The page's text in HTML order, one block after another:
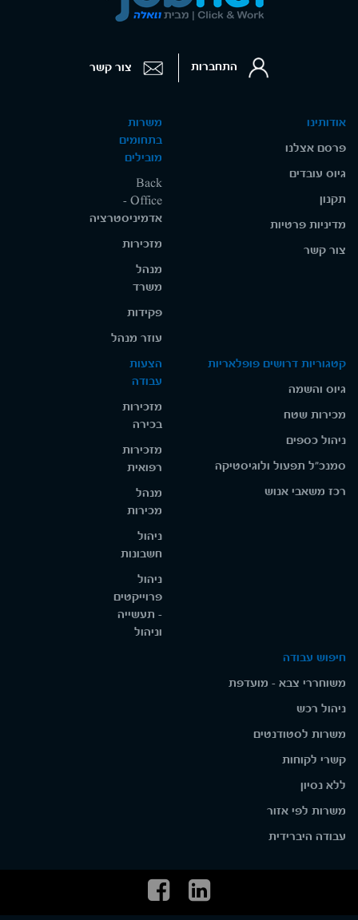
אודותינו
פרסם אצלנו
גיוס עובדים
תקנון
מדיניות פרטיות
צור קשר
משרות
בתחומים
מובילים
Back
Office -
אדמיניסטרציה
מזכירות
מנהל
משרד
פקידות
עוזר מנהל
קטגוריות דרושים פופלאריות
גיוס והשמה
מכירות שטח
ניהול כספים
סמנכ"ל תפעול ולוגיסטיקה
רכז משאבי אנוש
הצעות
עבודה
מזכירות
בכירה
מזכירות
רפואית
מנהל
מכירות
ניהול
חשבונות
ניהול
פרוייקטים
- תעשייה
וניהול
חיפוש עבודה
משוחררי צבא - מועדפת
ניהול רכש
משרות לסטודנטים
קשרי לקוחות
ללא נסיון
משרות לפי אזור
עבודה היברידית